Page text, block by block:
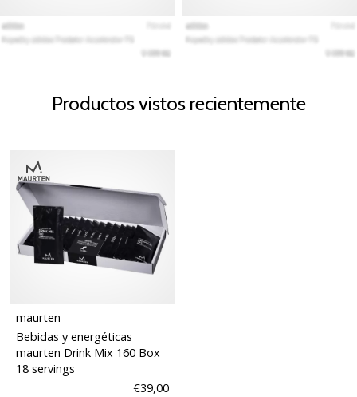
Productos vistos recientemente
maurten
Bebidas y energéticas
maurten Drink Mix 160 Box
18 servings
€39,00